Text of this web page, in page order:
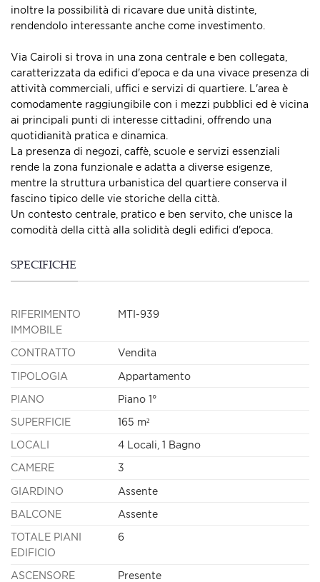
inoltre la possibilità di ricavare due unità distinte,
rendendolo interessante anche come investimento.
Via Cairoli si trova in una zona centrale e ben collegata,
caratterizzata da edifici d'epoca e da una vivace presenza di
attività commerciali, uffici e servizi di quartiere. L'area è
comodamente raggiungibile con i mezzi pubblici ed è vicina
ai principali punti di interesse cittadini, offrendo una
quotidianità pratica e dinamica.
La presenza di negozi, caffè, scuole e servizi essenziali
rende la zona funzionale e adatta a diverse esigenze,
mentre la struttura urbanistica del quartiere conserva il
fascino tipico delle vie storiche della città.
Un contesto centrale, pratico e ben servito, che unisce la
comodità della città alla solidità degli edifici d'epoca.
SPECIFICHE
RIFERIMENTO
IMMOBILE
MTI-939
CONTRATTO Vendita
TIPOLOGIA Appartamento
PIANO Piano 1°
SUPERFICIE 165 m²
LOCALI 4 Locali, 1 Bagno
CAMERE 3
GIARDINO Assente
BALCONE Assente
TOTALE PIANI
EDIFICIO
6
ASCENSORE Presente